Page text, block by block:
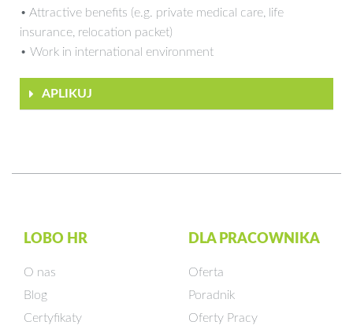
• Attractive benefits (e.g. private medical care, life
insurance, relocation packet)
• Work in international environment
APLIKUJ
LOBO HR
O nas
Blog
Certyfikaty
DLA PRACOWNIKA
Oferta
Poradnik
Oferty Pracy